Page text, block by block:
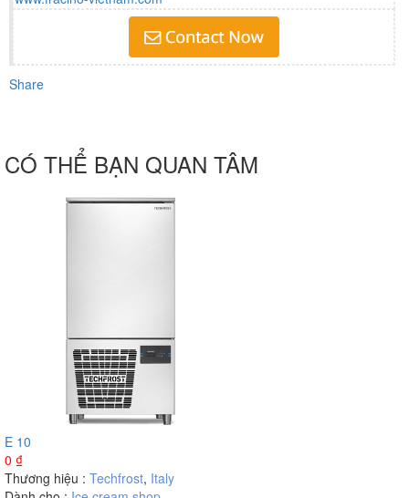
Share
CÓ THỂ BẠN QUAN TÂM
E 10
0 ₫
Thương hiệu : Techfrost, Italy